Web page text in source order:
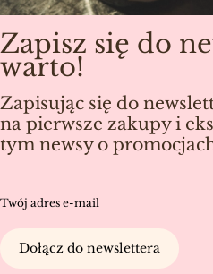
Zapisz się do
warto!
Zapisując się do
na pierwsze zakupy i
tym newsy o
Twój adres e-mail
Dołącz do newslettera